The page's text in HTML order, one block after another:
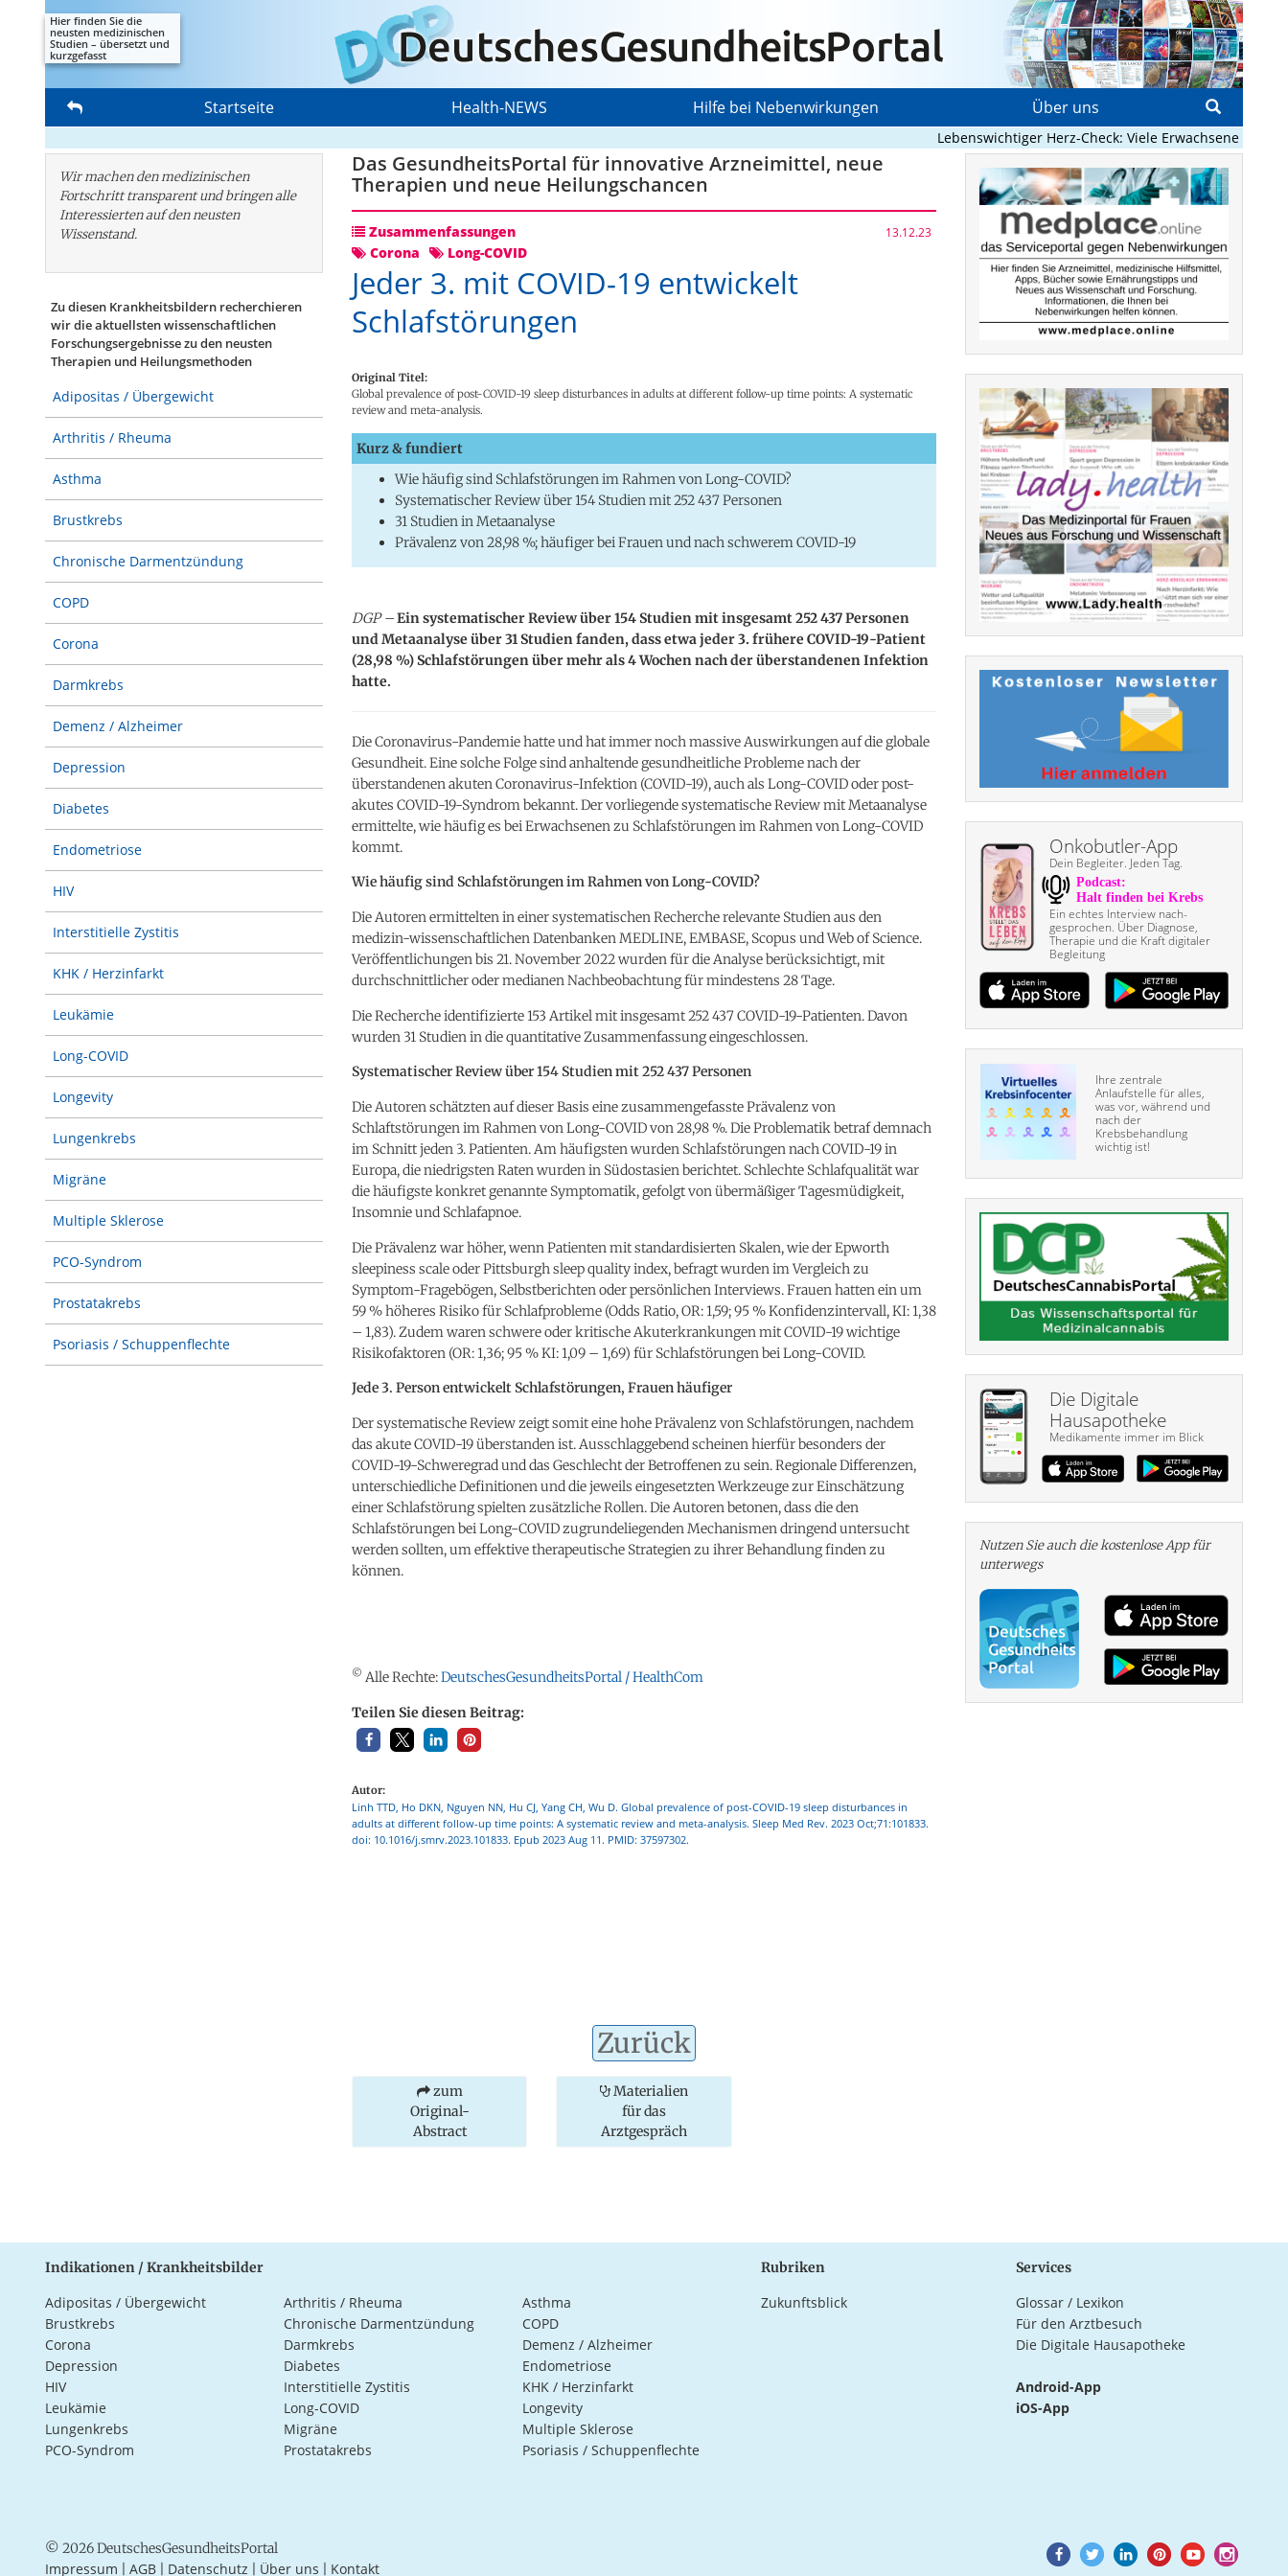
Hier finden Sie die
neusten medizinischen
Studien – übersetzt und
kurzgefasst
Startseite Health-NEWS Hilfe bei Nebenwirkungen Über uns
Lebenswichtiger Herz-Check: Viele Erwachsene mit
Wir machen den medizinischen
Fortschritt transparent und bringen alle
Interessierten auf den neusten
Wissenstand.
Zu diesen Krankheitsbildern recherchieren
wir die aktuellsten wissenschaftlichen
Forschungs­ergebnisse zu den neusten
Therapien und Heilungsmethoden
Adipositas / Übergewicht
Arthritis / Rheuma
Asthma
Brustkrebs
Chronische Darmentzündung
COPD
Corona
Darmkrebs
Demenz / Alzheimer
Depression
Diabetes
Endometriose
HIV
Interstitielle Zystitis
KHK / Herzinfarkt
Leukämie
Long-COVID
Longevity
Lungenkrebs
Migräne
Multiple Sklerose
PCO-Syndrom
Prostatakrebs
Psoriasis / Schuppenflechte
Das GesundheitsPortal für innovative Arzneimittel, neue
Therapien und neue Heilungschancen
Zusammenfassungen 13.12.23
Corona Long-COVID
Jeder 3. mit COVID-19 entwickelt
Schlafstörungen
Original Titel:
Global prevalence of post-COVID-19 sleep disturbances in adults at different follow-up time points: A systematic
review and meta-analysis.
Kurz & fundiert
Wie häufig sind Schlafstörungen im Rahmen von Long-COVID?
Systematischer Review über 154 Studien mit 252 437 Personen
31 Studien in Metaanalyse
Prävalenz von 28,98 %; häufiger bei Frauen und nach schwerem COVID-19
DGP –Ein systematischer Review über 154 Studien mit insgesamt 252 437 Personen
und Metaanalyse über 31 Studien fanden, dass etwa jeder 3. frühere COVID-19-Patient
(28,98 %) Schlafstörungen über mehr als 4 Wochen nach der überstandenen Infektion
hatte.
Die Coronavirus-Pandemie hatte und hat immer noch massive Auswirkungen auf die globale
Gesundheit. Eine solche Folge sind anhaltende gesundheitliche Probleme nach der
überstandenen akuten Coronavirus-Infektion (COVID-19), auch als Long-COVID oder post-
akutes COVID-19-Syndrom bekannt. Der vorliegende systematische Review mit Metaanalyse
ermittelte, wie häufig es bei Erwachsenen zu Schlafstörungen im Rahmen von Long-COVID
kommt.
Wie häufig sind Schlafstörungen im Rahmen von Long-COVID?
Die Autoren ermittelten in einer systematischen Recherche relevante Studien aus den
medizin-wissenschaftlichen Datenbanken MEDLINE, EMBASE, Scopus und Web of Science.
Veröffentlichungen bis 21. November 2022 wurden für die Analyse berücksichtigt, mit
durchschnittlicher oder medianen Nachbeobachtung für mindestens 28 Tage.
Die Recherche identifizierte 153 Artikel mit insgesamt 252 437 COVID-19-Patienten. Davon
wurden 31 Studien in die quantitative Zusammenfassung eingeschlossen.
Systematischer Review über 154 Studien mit 252 437 Personen
Die Autoren schätzten auf dieser Basis eine zusammengefasste Prävalenz von
Schlaftstörungen im Rahmen von Long-COVID von 28,98 %. Die Problematik betraf demnach
im Schnitt jeden 3. Patienten. Am häufigsten wurden Schlafstörungen nach COVID-19 in
Europa, die niedrigsten Raten wurden in Südostasien berichtet. Schlechte Schlafqualität war
die häufigste konkret genannte Symptomatik, gefolgt von übermäßiger Tagesmüdigkeit,
Insomnie und Schlafapnoe.
Die Prävalenz war höher, wenn Patienten mit standardisierten Skalen, wie der Epworth
sleepiness scale oder Pittsburgh sleep quality index, befragt wurden im Vergleich zu
Symptom-Fragebögen, Selbstberichten oder persönlichen Interviews. Frauen hatten ein um
59 % höheres Risiko für Schlafprobleme (Odds Ratio, OR: 1,59; 95 % Konfidenzintervall, KI: 1,38
– 1,83). Zudem waren schwere oder kritische Akuterkrankungen mit COVID-19 wichtige
Risikofaktoren (OR: 1,36; 95 % KI: 1,09 – 1,69) für Schlafstörungen bei Long-COVID.
Jede 3. Person entwickelt Schlafstörungen, Frauen häufiger
Der systematische Review zeigt somit eine hohe Prävalenz von Schlafstörungen, nachdem
das akute COVID-19 überstanden ist. Ausschlaggebend scheinen hierfür besonders der
COVID-19-Schweregrad und das Geschlecht der Betroffenen zu sein. Regionale Differenzen,
unterschiedliche Definitionen und die jeweils eingesetzten Werkzeuge zur Einschätzung
einer Schlafstörung spielten zusätzliche Rollen. Die Autoren betonen, dass die den
Schlafstörungen bei Long-COVID zugrundeliegenden Mechanismen dringend untersucht
werden sollten, um effektive therapeutische Strategien zu ihrer Behandlung finden zu
können.
© Alle Rechte:DeutschesGesundheitsPortal / HealthCom
Teilen Sie diesen Beitrag:
Autor:
Linh TTD, Ho DKN, Nguyen NN, Hu CJ, Yang CH, Wu D. Global prevalence of post-COVID-19 sleep disturbances in
adults at different follow-up time points: A systematic review and meta-analysis. Sleep Med Rev. 2023 Oct;71:101833.
doi: 10.1016/j.smrv.2023.101833. Epub 2023 Aug 11. PMID: 37597302.
Zurück
zum
Original-
Abstract
Materialien
für das
Arztgespräch
Onkobutler-App
Dein Begleiter. Jeden Tag.
Ein echtes Interview nach­
gesprochen. Über Diagnose,
Therapie und die Kraft digitaler
Begleitung
Ihre zentrale
Anlaufstelle für alles,
was vor, während und
nach der
Krebsbehandlung
wichtig ist!
Die Digitale
Hausapotheke
Medikamente immer im Blick
Nutzen Sie auch die kosten­lose App für
unterwegs
Indikationen / Krankheitsbilder
Adipositas / Übergewicht Arthritis / Rheuma
Asthma
Brustkrebs
Chronische Darmentzündung
COPD
Corona
Darmkrebs
Demenz / Alzheimer
Depression
Diabetes
Endometriose
HIV
Interstitielle Zystitis
KHK / Herzinfarkt
Leukämie
Long-COVID
Longevity
Lungenkrebs
Migräne
Multiple Sklerose
PCO-Syndrom
Prostatakrebs Psoriasis / Schuppenflechte
Rubriken
Zukunftsblick
Services
Glossar / Lexikon
Für den Arztbesuch
Die Digitale Hausapotheke
Android-App
iOS-App
© 2026 DeutschesGesundheitsPortal
Impressum AGB Datenschutz Über uns Kontakt